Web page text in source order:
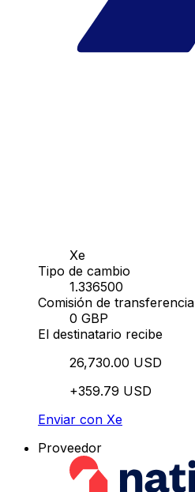
Xe
Tipo de cambio
1.336500
Comisión de transferencia
0 GBP
El destinatario recibe
26,730.00 USD
+359.79 USD
Enviar con Xe
Proveedor